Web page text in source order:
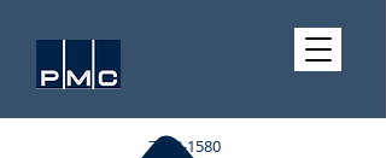
7510-1580